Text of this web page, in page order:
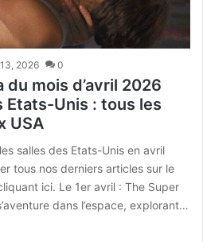
2026 0
mois d’avril 2026
Etats-Unis : tous les
USA
salles des Etats-Unis en avril
tous nos derniers articles sur le
ici. Le 1er avril : The Super
dans l’espace, explorant…